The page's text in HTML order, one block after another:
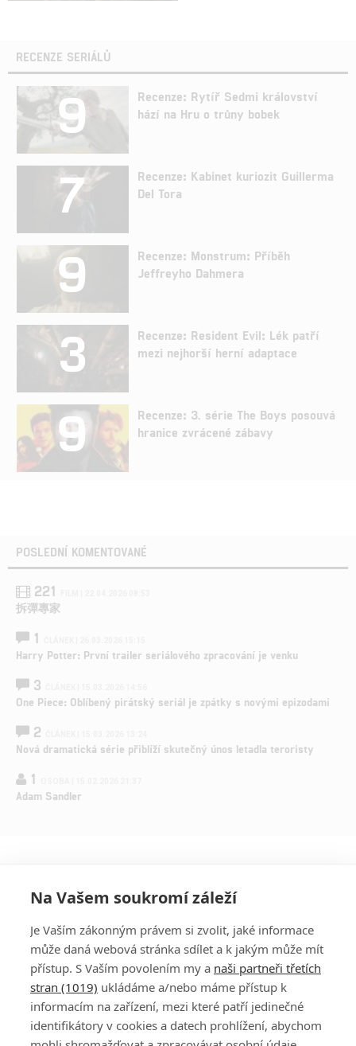
RECENZE SERIÁLŮ
9
Recenze: Rytíř Sedmi království
hází na Hru o trůny bobek
7
Recenze: Kabinet kuriozit Guillerma
Del Tora
9
Recenze: Monstrum: Příběh
Jeffreyho Dahmera
3
Recenze: Resident Evil: Lék patří
mezi nejhorší herní adaptace
9
Recenze: 3. série The Boys posouvá
hranice zvrácené zábavy
POSLEDNÍ KOMENTOVANÉ
221
拆彈專家
1
Harry Potter: První trailer seriálového zpracování je venku
3
One Piece: Oblíbený pirátský seriál je zpátky s novými epizodami
2
Nová dramatická série přiblíží skutečný únos letadla teroristy
1
Adam Sandler
PŘIHLÁSIT
REGISTROVAT
DISKUZE
Na Vašem soukromí záleží
Je Vaším zákonným právem si zvolit, jaké informace
může daná webová stránka sdílet a k jakým může mít
přístup. S Vaším povolením my a naši partneři třetích
stran (1019) ukládáme a/nebo máme přístup k
informacím na zařízení, mezi které patří jedinečné
identifikátory v cookies a datech prohlížení, abychom